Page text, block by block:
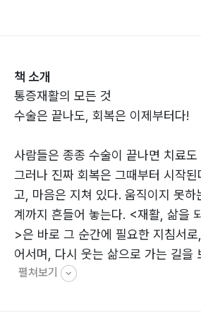
책 소개
통증재활의 모든 것
수술은 끝나도, 회복은 이제부터다!
사람들은 종종 수술이 끝나면 치료
그러나 진짜 회복은 그때부터 시작
고, 마음은 지쳐 있다. 움직이지 못하
계까지 흔들어 놓는다. <재활, 삶을
>은 바로 그 순간에 필요한 지침서
어서며, 다시 웃는 삶으로 가는 길을
펼쳐보기